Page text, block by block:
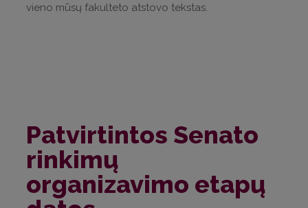
vieno mūsų fakulteto atstovo tekstas.
Patvirtintos Senato
rinkimų
organizavimo etapų